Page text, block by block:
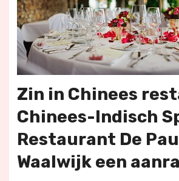
Zin in Chinees
Chinees-Indisch
Restaurant De
Waalwijk een